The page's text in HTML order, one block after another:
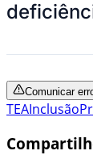
Comunicar
TEAInclusão